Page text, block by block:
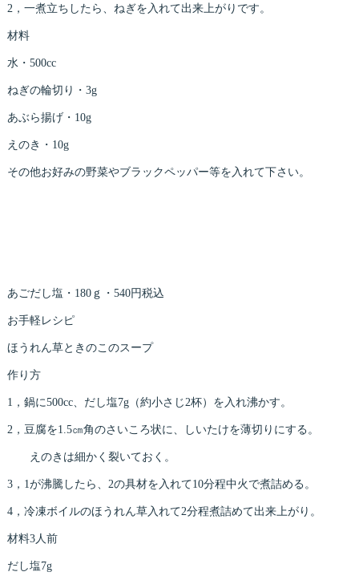
2，一煮立ちしたら、ねぎを入れて出来上がりです。
材料
水・500cc
ねぎの輪切り・3g
あぶら揚げ・10g
えのき・10g
その他お好みの野菜やブラックペッパー等を入れて下さい。
あごだし塩・180ｇ・540円税込
お手軽レシピ
ほうれん草ときのこのスープ
作り方
1，鍋に500cc、だし塩7g（約小さじ2杯）を入れ沸かす。
2，豆腐を1.5㎝角のさいころ状に、しいたけを薄切りにする。
えのきは細かく裂いておく。
3，1が沸騰したら、2の具材を入れて10分程中火で煮詰める。
4，冷凍ボイルのほうれん草入れて2分程煮詰めて出来上がり。
材料3人前
だし塩7g